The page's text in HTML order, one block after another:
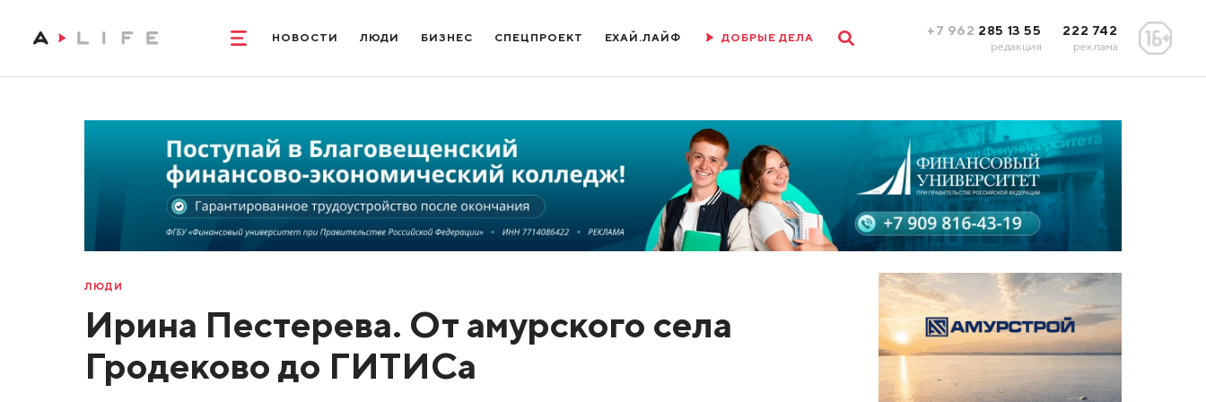
НОВОСТИ ЛЮДИ БИЗНЕС СПЕЦПРОЕКТ ЕХАЙ.ЛАЙФ ДОБРЫЕ ДЕЛА +7 962 285 13 55
редакция
222 742
реклама
ЛЮДИ
Ирина Пестерева. От амурского села
Гродеково до ГИТИСа